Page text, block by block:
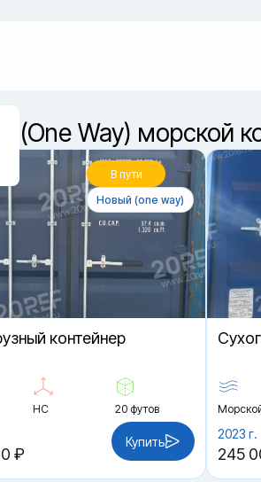
(One Way) морской
В пути
Новый (one way)
контейнер
HC 20 футов
₽
Купить 2023 г.
245